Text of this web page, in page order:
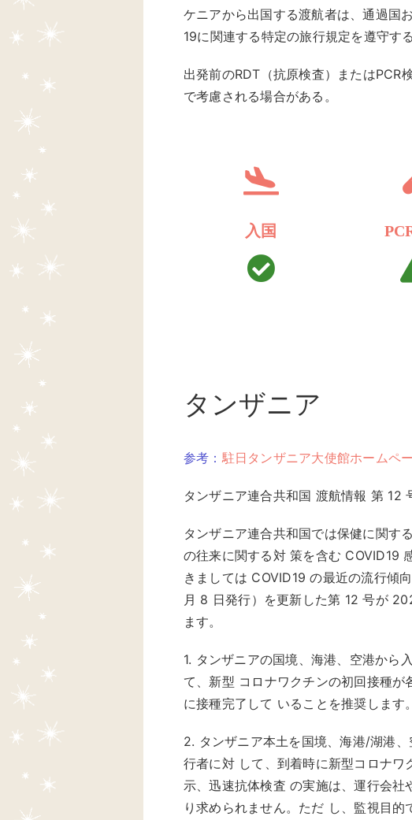
ケニアから出国する渡航者は、通過国
19に関連する特定の旅行規定を遵守す
出発前のRDT（抗原検査）またはPCR
で考慮される場合がある。
入国
タンザニア
参考： 駐日タンザニア大使館ホームペ
タンザニア連合共和国 渡航情報 第 12
タンザニア連合共和国では保健に関す
の往来に関する対 策を含む COVID19
きましては COVID19 の最近の流行傾
月 8 日発行）を更新した第 12 号が
ます。
1. タンザニアの国境、海港、空港から
て、新型 コロナワクチンの初回接種が
に接種完了して いることを推奨します。
2. タンザニア本土を国境、海港/湖港
行者に対 して、到着時に新型コロナワ
示、迅速抗体検査 の実施は、運行会
り求められません。ただ し、監視目